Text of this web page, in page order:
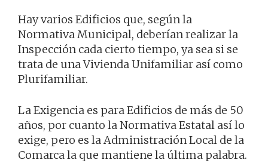
Hay varios Edificios que, según la
Normativa Municipal, deberían realizar la
Inspección cada cierto tiempo, ya sea si se
trata de una Vivienda Unifamiliar así como
Plurifamiliar.
La Exigencia es para Edificios de más de 50
años, por cuanto la Normativa Estatal así lo
exige, pero es la Administración Local de la
Comarca la que mantiene la última palabra.